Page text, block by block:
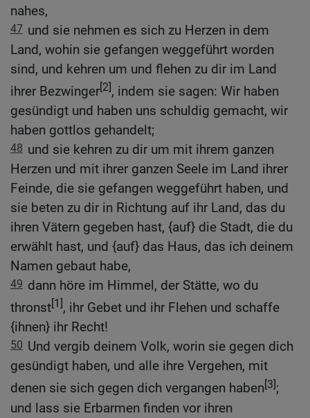
nahes,
47 und sie nehmen es sich zu Herzen in dem
Land, wohin sie gefangen weggeführt worden
sind, und kehren um und flehen zu dir im Land
ihrer Bezwinger[2], indem sie sagen: Wir haben
gesündigt und haben uns schuldig gemacht, wir
haben gottlos gehandelt;
48 und sie kehren zu dir um mit ihrem ganzen
Herzen und mit ihrer ganzen Seele im Land ihrer
Feinde, die sie gefangen weggeführt haben, und
sie beten zu dir in Richtung auf ihr Land, das du
ihren Vätern gegeben hast, {auf} die Stadt, die du
erwählt hast, und {auf} das Haus, das ich deinem
Namen gebaut habe,
49 dann höre im Himmel, der Stätte, wo du
thronst[1], ihr Gebet und ihr Flehen und schaffe
{ihnen} ihr Recht!
50 Und vergib deinem Volk, worin sie gegen dich
gesündigt haben, und alle ihre Vergehen, mit
denen sie sich gegen dich vergangen haben[3];
und lass sie Erbarmen finden vor ihren